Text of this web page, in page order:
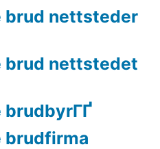
brud nettsteder
brud nettstedet
brudbyrГҐ
brudfirma